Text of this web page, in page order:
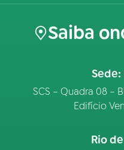
Saiba
Sede:
SCS – Quadra 08 –
Edifício
Rio